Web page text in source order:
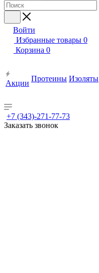
Войти
Избранные товары 0
Корзина 0
Акции
Протеины Изоляты
+7 (343)-271-77-73
Заказать звонок